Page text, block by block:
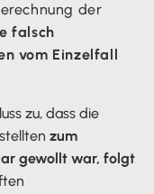
der
falsch
vom Einzelfall
zu, dass die
zum
gewollt war, folgt